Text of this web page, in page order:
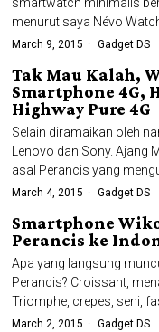
menurut saya Névo
March 9, 2015 Gadget DS
Tak Mau Kalah,
Smartphone 4G,
Highway Pure 4G
Selain diramaikan oleh
Lenovo dan Sony. Ajang
asal Perancis yang
March 4, 2015 Gadget DS
Smartphone
Perancis ke
Apa yang langsung
Perancis? Croissant,
Triomphe, crepes, seni,
March 2, 2015 Gadget DS